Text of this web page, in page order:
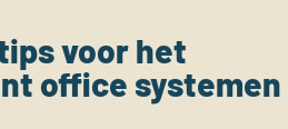
voor het
office systemen